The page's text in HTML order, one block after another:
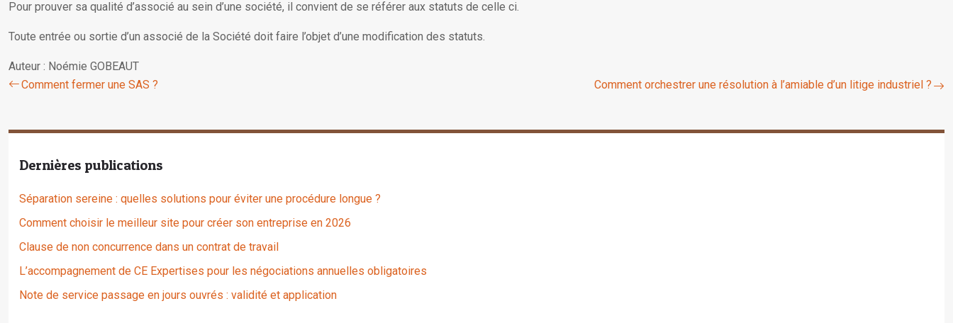
Pour prouver sa qualité d’associé au sein d’une société, il convient de se référer aux statuts de celle ci.
Toute entrée ou sortie d’un associé de la Société doit faire l’objet d’une modification des statuts.
Auteur : Noémie GOBEAUT
Comment fermer une SAS ?
Comment orchestrer une résolution à l’amiable d’un litige industriel ?
Dernières publications
Séparation sereine : quelles solutions pour éviter une procédure longue ?
Comment choisir le meilleur site pour créer son entreprise en 2026
Clause de non concurrence dans un contrat de travail
L’accompagnement de CE Expertises pour les négociations annuelles obligatoires
Note de service passage en jours ouvrés : validité et application